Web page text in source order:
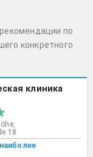
по
конкретного
клиника
18